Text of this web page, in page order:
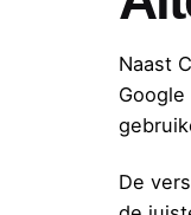
Naast
De